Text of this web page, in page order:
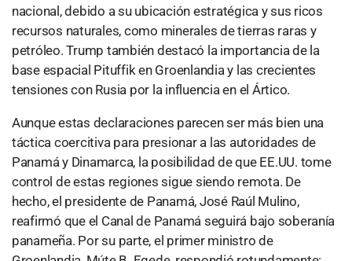
nacional, debido a su ubicación estratégica y sus ricos
recursos naturales, como minerales de tierras raras y
petróleo. Trump también destacó la importancia de la
base espacial Pituffik en Groenlandia y las crecientes
tensiones con Rusia por la influencia en el Ártico.
Aunque estas declaraciones parecen ser más bien una
táctica coercitiva para presionar a las autoridades de
Panamá y Dinamarca, la posibilidad de que EE.UU. tome
control de estas regiones sigue siendo remota. De
hecho, el presidente de Panamá, José Raúl Mulino,
reafirmó que el Canal de Panamá seguirá bajo soberanía
panameña. Por su parte, el primer ministro de